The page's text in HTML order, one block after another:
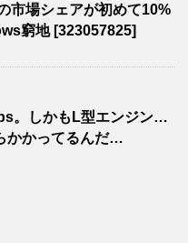
場シェアが初めて10%
窮地 [323057825]
。しかもL型エンジン…
かかってるんだ…